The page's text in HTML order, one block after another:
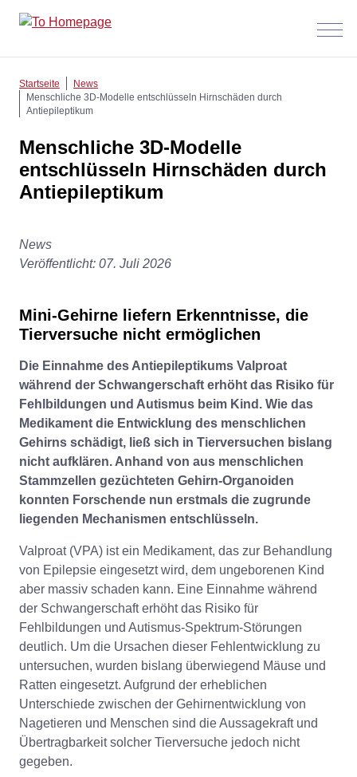
Menü
Startseite
News
Menschliche 3D-Modelle entschlüsseln Hirnschäden durch
Antiepileptikum
Menschliche 3D-Modelle
entschlüsseln Hirnschäden durch
Antiepileptikum
News
Veröffentlicht: 07. Juli 2026
Mini-Gehirne liefern Erkenntnisse, die
Tierversuche nicht ermöglichen
Die Einnahme des Antiepileptikums Valproat
während der Schwangerschaft erhöht das Risiko für
Fehlbildungen und Autismus beim Kind. Wie das
Medikament die Entwicklung des menschlichen
Gehirns schädigt, ließ sich in Tierversuchen bislang
nicht aufklären. Anhand von aus menschlichen
Stammzellen gezüchteten Gehirn-Organoiden
konnten Forschende nun erstmals die zugrunde
liegenden Mechanismen entschlüsseln.
Valproat (VPA) ist ein Medikament, das zur Behandlung
von Epilepsie eingesetzt wird, dem ungeborenen Kind
aber massiv schaden kann. Eine Einnahme während
der Schwangerschaft erhöht das Risiko für
Fehlbildungen und Autismus-Spektrum-Störungen
deutlich. Um die Ursachen dieser Fehlentwicklung zu
untersuchen, wurden bislang überwiegend Mäuse und
Ratten eingesetzt. Aufgrund der erheblichen
Unterschiede zwischen der Gehirnentwicklung von
Nagetieren und Menschen sind die Aussagekraft und
Übertragbarkeit solcher Tierversuche jedoch nicht
gegeben.